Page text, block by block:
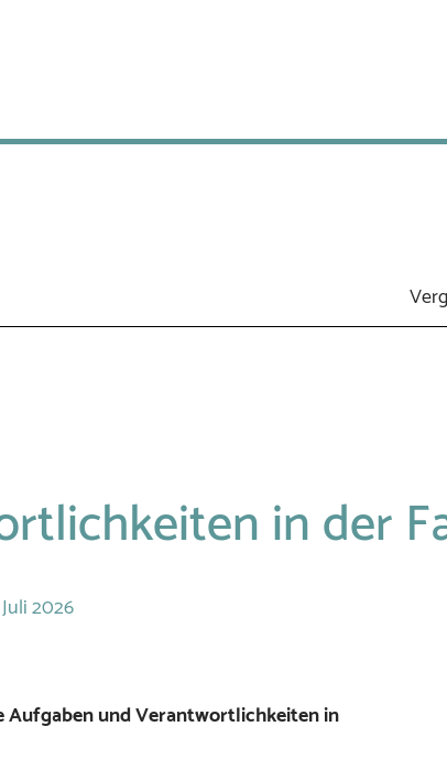
in der
Juli2026
Aufgaben und Verantwortlichkeiten in